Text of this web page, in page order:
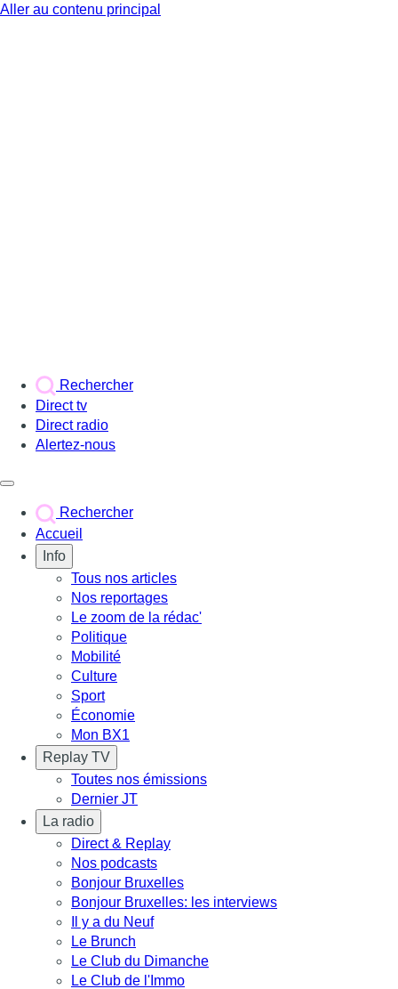
Aller au contenu principal
Rechercher
Direct tv
Direct radio
Alertez-nous
Rechercher
Accueil
Info
Tous nos articles
Nos reportages
Le zoom de la rédac'
Politique
Mobilité
Culture
Sport
Économie
Mon BX1
Replay TV
Toutes nos émissions
Dernier JT
La radio
Direct & Replay
Nos podcasts
Bonjour Bruxelles
Bonjour Bruxelles: les interviews
Il y a du Neuf
Le Brunch
Le Club du Dimanche
Le Club de l'Immo